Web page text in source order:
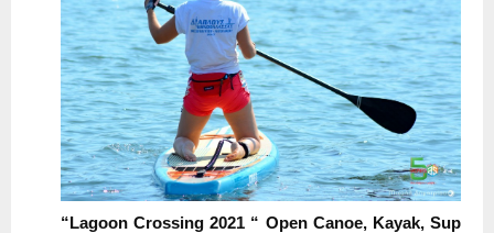
“Lagoon Crossing 2021 “ Open Canoe, Kayak, Sup